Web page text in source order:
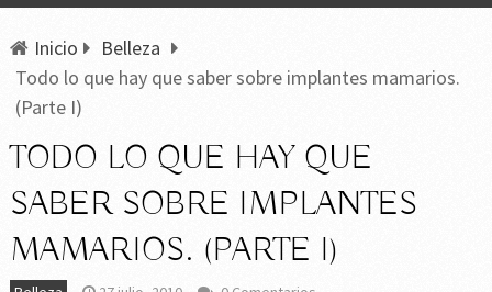
Inicio
Belleza
Todo lo que hay que saber sobre implantes mamarios.
(Parte I)
TODO LO QUE HAY QUE
SABER SOBRE IMPLANTES
MAMARIOS. (PARTE I)